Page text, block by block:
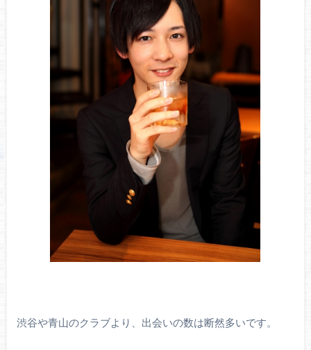
渋谷や青山のクラブより、出会いの数は断然多いです。